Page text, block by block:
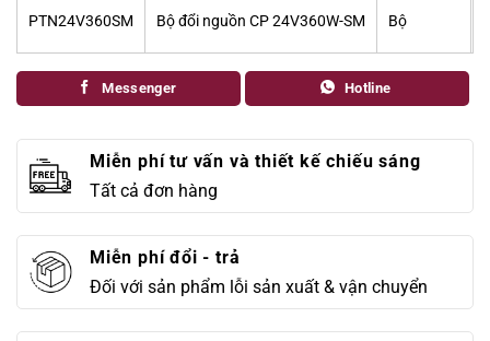
PTN24V360SM Bộ đổi nguồn CP 24V360W-SM Bộ
Messenger Hotline
Miễn phí tư vấn và thiết kế chiếu sáng
Tất cả đơn hàng
Miễn phí đổi - trả
Đối với sản phẩm lỗi sản xuất & vận chuyển